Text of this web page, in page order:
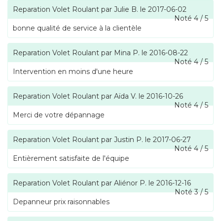
Reparation Volet Roulant par Julie B. le 2017-06-02
Noté4/5
bonne qualité de service à la clientèle
Reparation Volet Roulant par Mina P. le 2016-08-22
Noté4/5
Intervention en moins d'une heure
Reparation Volet Roulant par Aïda V. le 2016-10-26
Noté4/5
Merci de votre dépannage
Reparation Volet Roulant par Justin P. le 2017-06-27
Noté4/5
Entièrement satisfaite de l'équipe
Reparation Volet Roulant par Aliénor P. le 2016-12-16
Noté3/5
Depanneur prix raisonnables